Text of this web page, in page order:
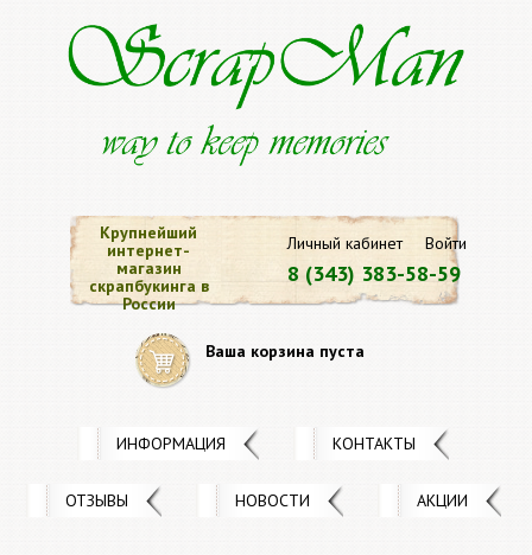
Личный кабинет Войти
8 (343) 383-58-59
Крупнейший
интернет-
магазин
скрапбукинга в
России
Ваша корзина пуста
ИНФОРМАЦИЯ КОНТАКТЫ
ОТЗЫВЫ НОВОСТИ АКЦИИ